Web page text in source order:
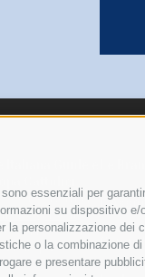
essenziali per
su dispositivo
personalizzazione
o la
e presentare
00153 Roma |
80441060581
Campi